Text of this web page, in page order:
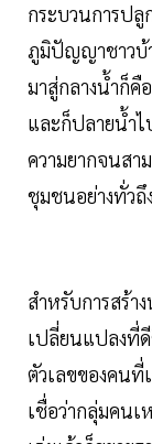
กระบวนการปลู
ภูมิปัญญาชาวบ้
มาสู่กลางน้ำก็
และก็ปลายน้ำ
ความยากจนสา
ชุมชนอย่างทั่วถึ
สำหรับการสร้า
เปลี่ยนแปลงที่
ตัวเลขของคนที่
เชื่อว่ากลุ่มคน